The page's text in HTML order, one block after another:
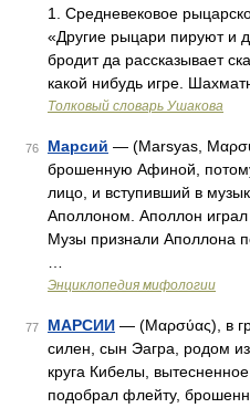
1. Средневековое
«Другие рыцари пируют и
бродит да рассказывает
какой нибудь игре.
Толковый словарь Ушакова
76 Марсий — (Marsyas,
брошенную Афиной,
лицо, и вступивший в
Аполлоном. Аполлон
Музы признали Аполлона
Энциклопедия мифологии
77 МАРСИИ — (Μαρσύας), в
силен, сын Эагра, родом
круга Кибелы,
подобрал флейту,